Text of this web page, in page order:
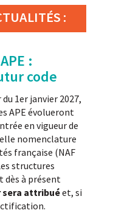
:
:
code
1er janvier 2027,
APE évolueront
en vigueur de
nomenclature
française (NAF
structures
dès à présent
sera attribuéet, si